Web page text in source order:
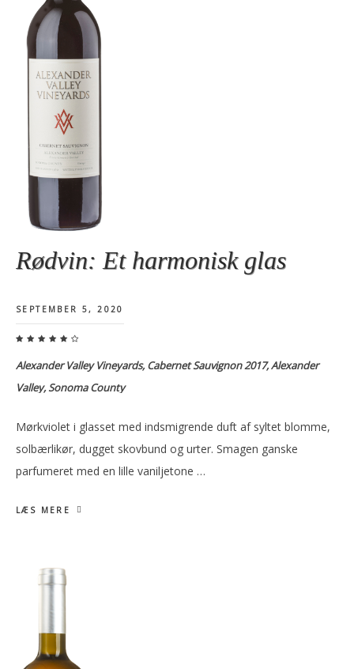
Rødvin: Et harmonisk glas
SEPTEMBER 5, 2020
Alexander Valley Vineyards, Cabernet Sauvignon 2017, Alexander
Valley, Sonoma County
Mørkviolet i glasset med indsmigrende duft af syltet blomme,
solbærlikør, dugget skovbund og urter. Smagen ganske
parfumeret med en lille vaniljetone …
LÆS MERE